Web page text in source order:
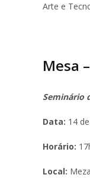
Arte e
Mesa
Seminário
Data: 14
Horário:
Local: